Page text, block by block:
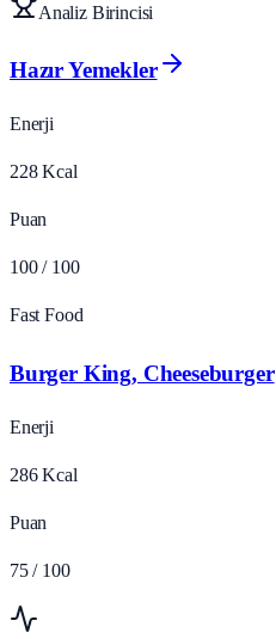
Analiz Birincisi
Hazır Yemekler
Enerji
228 Kcal
Puan
100 / 100
Fast Food
Burger King, Cheeseburger
Enerji
286 Kcal
Puan
75 / 100